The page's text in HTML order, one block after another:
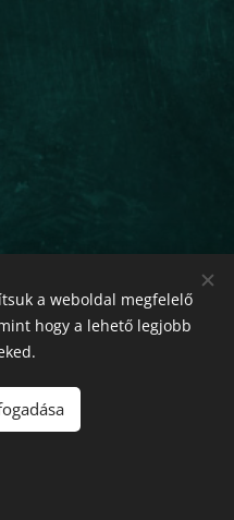
a weboldal megfelelő
hogy a lehető legjobb